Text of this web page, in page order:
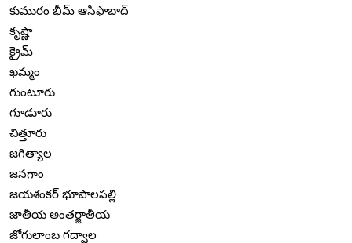
కుమురం భీమ్ ఆసిఫాబాద్
కృష్ణా
క్రైమ్
ఖమ్మం
గుంటూరు
గూడూరు
చిత్తూరు
జగిత్యాల
జనగాం
జయశంకర్ భూపాలపల్లి
జాతీయ అంతర్జాతీయ
జోగులాంబ గద్వాల